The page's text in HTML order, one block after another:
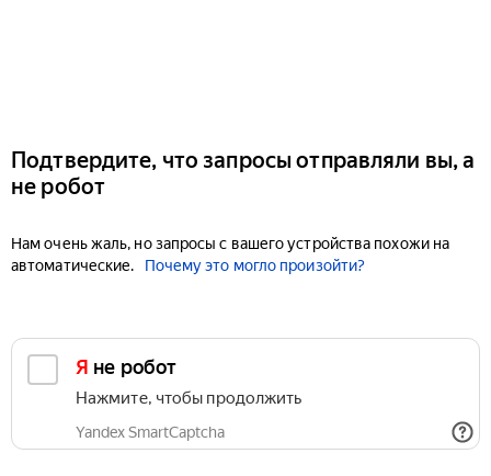
Подтвердите, что запросы отправляли вы, а
не робот
Нам очень жаль, но запросы с вашего устройства похожи на
автоматические.
Почему это могло произойти?
Я не робот
Нажмите, чтобы продолжить
Yandex SmartCaptcha